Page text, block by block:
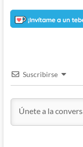
Suscribirse